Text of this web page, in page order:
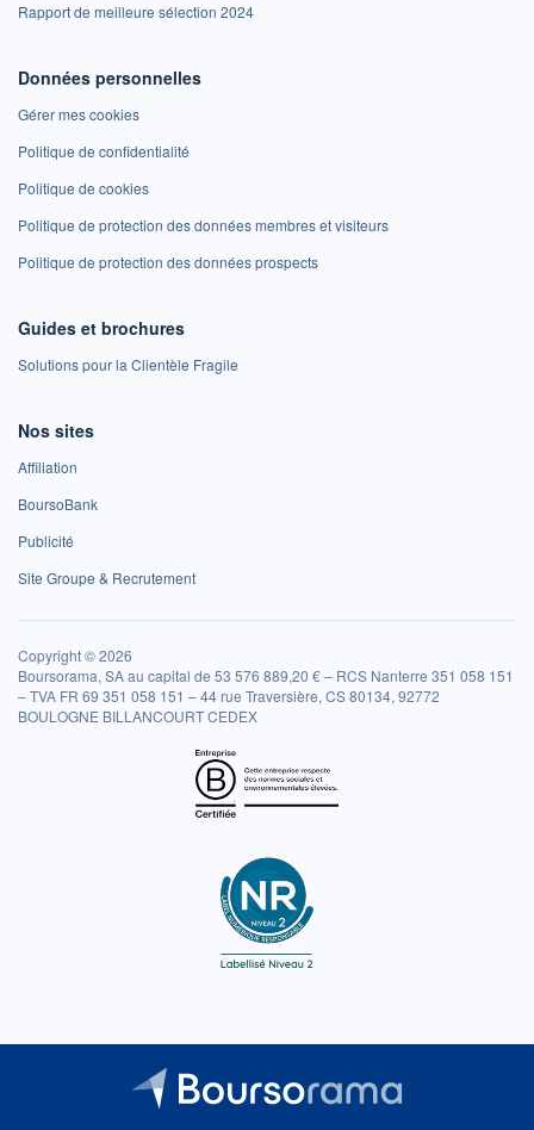
Rapport de meilleure sélection 2024
Données personnelles
Gérer mes cookies
Politique de confidentialité
Politique de cookies
Politique de protection des données membres et visiteurs
Politique de protection des données prospects
Guides et brochures
Solutions pour la Clientèle Fragile
Nos sites
Affiliation
BoursoBank
Publicité
Site Groupe & Recrutement
Copyright © 2026
Boursorama, SA au capital de 53 576 889,20 € – RCS Nanterre 351 058 151
– TVA FR 69 351 058 151 – 44 rue Traversière, CS 80134, 92772
BOULOGNE BILLANCOURT CEDEX